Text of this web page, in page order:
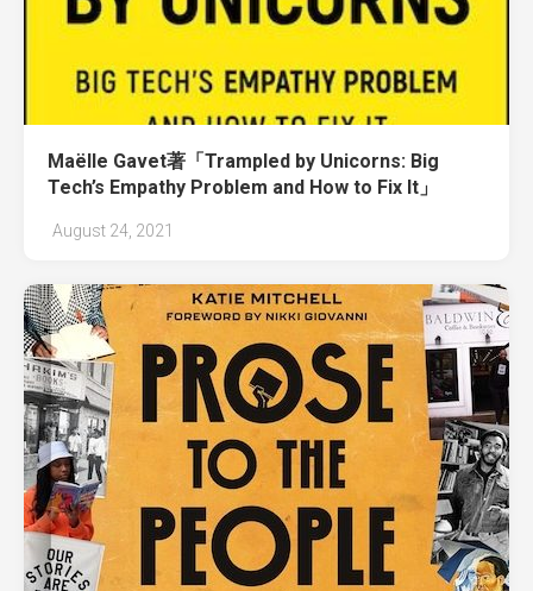
Maëlle Gavet著「Trampled by Unicorns: Big
Tech’s Empathy Problem and How to Fix It」
August 24, 2021